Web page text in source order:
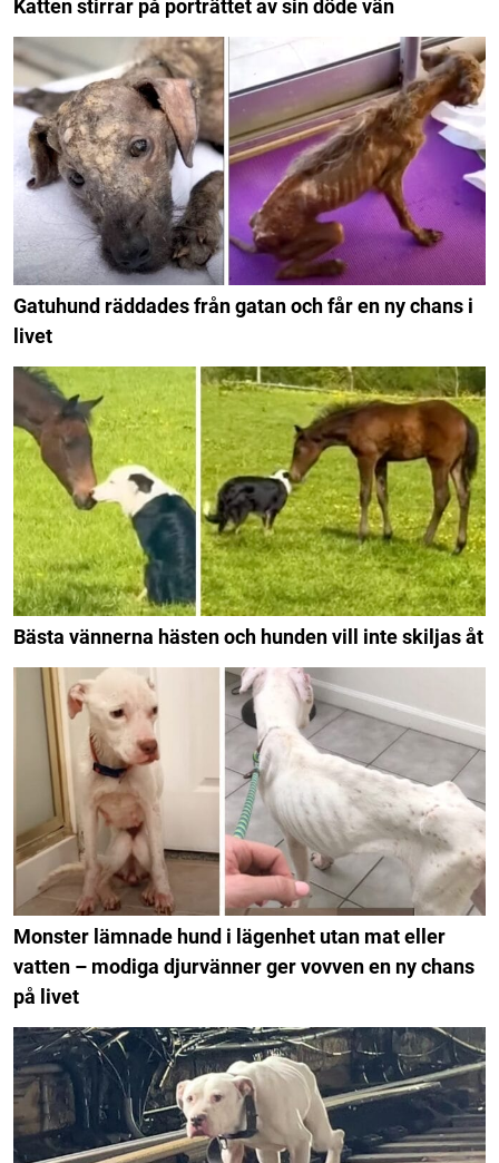
Katten stirrar på porträttet av sin döde vän
Gatuhund räddades från gatan och får en ny chans i
livet
Bästa vännerna hästen och hunden vill inte skiljas åt
Monster lämnade hund i lägenhet utan mat eller
vatten – modiga djurvänner ger vovven en ny chans
på livet